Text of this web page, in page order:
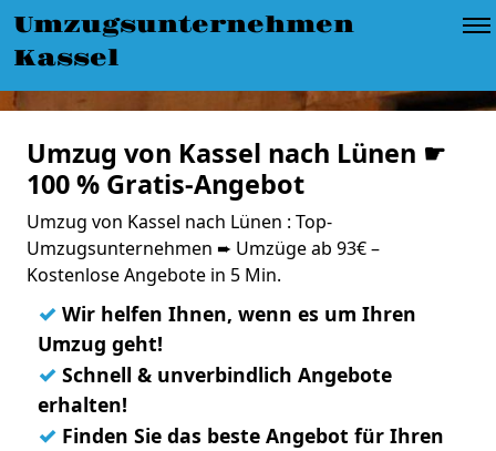
Umzugsunternehmen
Kassel
Umzug von Kassel nach Lünen ☛
100 % Gratis-Angebot
Umzug von Kassel nach Lünen : Top-
Umzugsunternehmen ➨ Umzüge ab 93€ –
Kostenlose Angebote in 5 Min.
✓ Wir helfen Ihnen, wenn es um Ihren
Umzug geht!
✓ Schnell & unverbindlich Angebote
erhalten!
✓ Finden Sie das beste Angebot für Ihren